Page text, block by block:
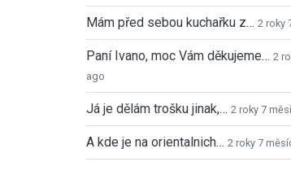
Mám před sebou kuchařku z… 2 roky
Paní Ivano, moc Vám děkujeme… 2
ago
Já je dělám trošku jinak,… 2 roky 7
A kde je na orientalnich… 2 roky 7